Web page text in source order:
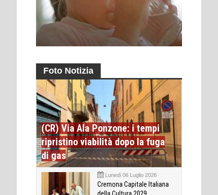
Foto Notizia
(CR) Via Ala Ponzone: i tempi
ripristino viabilità dopo la fuga
di gas
Lunedì 06 Luglio 2026
Cremona Capitale Italiana